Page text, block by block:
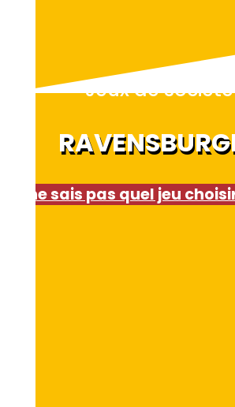
Jeux de société
Je ne sais pas quel jeu